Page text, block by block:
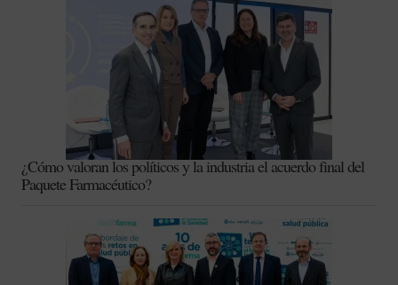
¿Cómo valoran los políticos y la industria el acuerdo final del
Paquete Farmacéutico?